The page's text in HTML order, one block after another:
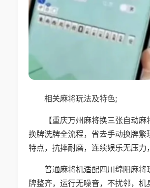
相关麻将玩法及特色;
【重庆万州麻将换三张自动
换牌洗牌全流程，省去手动换牌
特点，抗摔耐磨，连续娱乐无压力
普通麻将机适配四川绵阳麻
牌整齐，运行无噪音，不扰邻，机